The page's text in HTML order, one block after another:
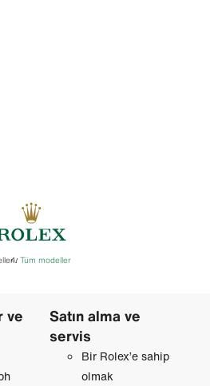
/ Tüm modeller
ve
Satın alma ve
servis
Bir Rolex’e sahip
olmak